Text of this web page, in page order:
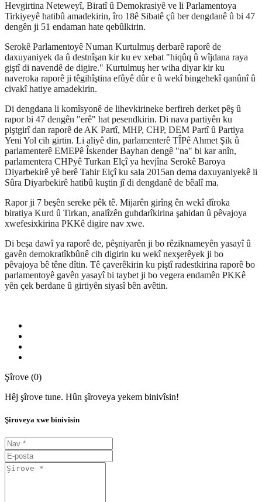
Hevgirtina Neteweyî, Biratî û Demokrasiyê ve li Parlamentoya
Tirkiyeyê hatibû amadekirin, îro 18ê Sibatê çû ber dengdanê û bi 47
dengên ji 51 endaman hate qebûlkirin.
Serokê Parlamentoyê Numan Kurtulmuş derbarê raporê de
daxuyaniyek da û destnîşan kir ku ev xebat "hiqûq û wîjdana raya
giştî di navendê de digire." Kurtulmuş her wiha diyar kir ku
naveroka raporê ji têgihîştina efûyê dûr e û wekî bingehekî qanûnî û
civakî hatiye amadekirin.
Di dengdana li komîsyonê de lihevkirineke berfireh derket pêş û
rapor bi 47 dengên "erê" hat pesendkirin. Di nava partiyên ku
piştgirî dan raporê de AK Partî, MHP, CHP, DEM Partî û Partiya
Yeni Yol cih girtin. Li aliyê din, parlamenterê TÎPê Ahmet Şik û
parlamenterê EMEPê Îskender Bayhan dengê "na" bi kar anîn,
parlamentera CHPyê Turkan Elçî ya hevjîna Serokê Baroya
Diyarbekirê yê berê Tahir Elçî ku sala 2015an dema daxuyaniyekê li
Sûra Diyarbekirê hatibû kuştin jî di dengdanê de bêalî ma.
Rapor ji 7 beşên sereke pêk tê. Mijarên girîng ên wekî dîroka
biratiya Kurd û Tirkan, analîzên guhdarîkirina şahidan û pêvajoya
xwefesixkirina PKKê digire nav xwe.
Di beşa dawî ya raporê de, pêşniyarên ji bo rêziknameyên yasayî û
gavên demokratîkbûnê cih digirin ku wekî nexşerêyek ji bo
pêvajoya bê têne dîtin. Tê çaverêkirin ku piştî radestkirina raporê bo
parlamentoyê gavên yasayî bi taybet ji bo vegera endamên PKKê
yên çek berdane û girtiyên siyasî bên avêtin.
Şîrove (0)
Hêj şîrove tune. Hûn şîroveya yekem binivîsin!
Şîroveya xwe binivîsin